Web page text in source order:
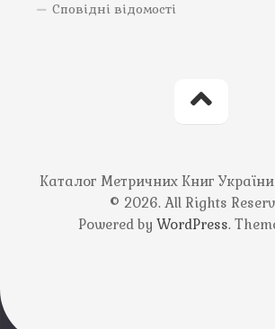
Сповідні відомості
Каталог Метричних Книг України
© 2026. All Rights
Powered by WordPress.